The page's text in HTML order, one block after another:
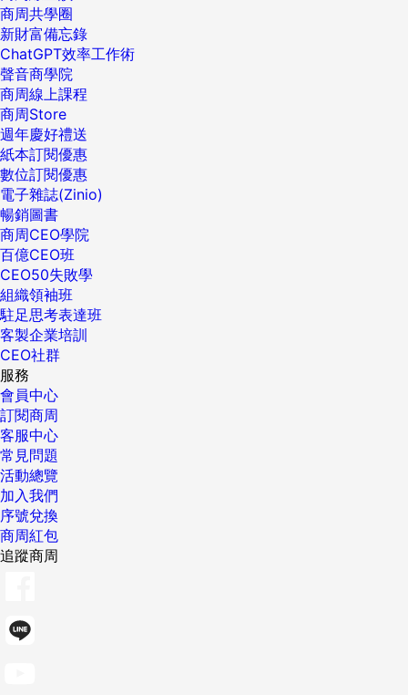
商周共學圈
新財富備忘錄
ChatGPT效率工作術
聲音商學院
商周線上課程
商周Store
週年慶好禮送
紙本訂閱優惠
數位訂閱優惠
電子雜誌(Zinio)
暢銷圖書
商周CEO學院
百億CEO班
CEO50失敗學
組織領袖班
駐足思考表達班
客製企業培訓
CEO社群
服務
會員中心
訂閱商周
客服中心
常見問題
活動總覽
加入我們
序號兌換
商周紅包
追蹤商周